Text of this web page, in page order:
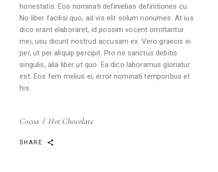
honestatis. Eos nominati definiebas definitiones cu.
No liber facilisi quo, ad vis elit solum nonumes. At ius
dico erant elaboraret, id possim vocent omittantur
mei, usu dicunt nostrud accusam ex. Vero graecis ei
per, ut per aliquip percipit. Pro ne sanctus debitis
singulis, alia liber ut quo. Ea dico laboramus gloriatur
est. Eos ferri melius ei, error nominati temporibus et
his.
Cocoa Hot Chocolate
SHARE